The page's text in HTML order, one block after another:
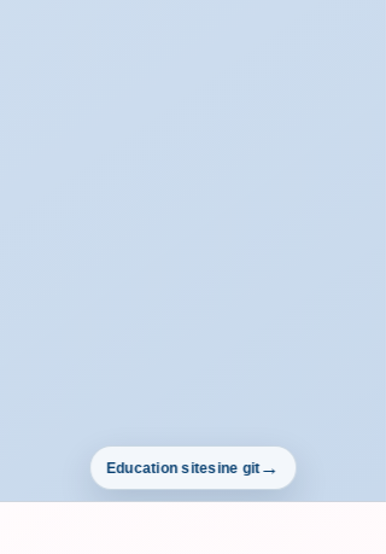
Education sitesine git